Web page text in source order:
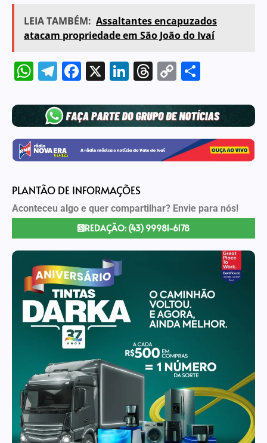
LEIA TAMBÉM: Assaltantes encapuzados
atacam propriedade em São João do Ivaí
WhatsApp
Telegram
Facebook
X LinkedIn
Threads
Copy
PLANTÃO DE INFORMAÇÕES
Aconteceu algo e quer compartilhar? Envie para nós!
REDAÇÃO: (43) 99981-6178